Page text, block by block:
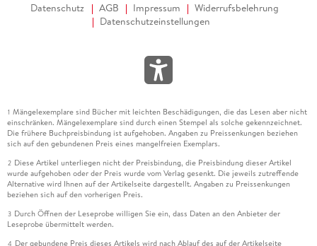
Datenschutz AGB Impressum
Widerrufsbelehrung
Datenschutzeinstellungen
1 Mängelexemplare sind Bücher mit leichten Beschädigungen, die das Lesen aber nicht
einschränken. Mängelexemplare sind durch einen Stempel als solche gekennzeichnet.
Die frühere Buchpreisbindung ist aufgehoben. Angaben zu Preissenkungen beziehen
sich auf den gebundenen Preis eines mangelfreien Exemplars.
2 Diese Artikel unterliegen nicht der Preisbindung, die Preisbindung dieser Artikel
wurde aufgehoben oder der Preis wurde vom Verlag gesenkt. Die jeweils zutreffende
Alternative wird Ihnen auf der Artikelseite dargestellt. Angaben zu Preissenkungen
beziehen sich auf den vorherigen Preis.
3 Durch Öffnen der Leseprobe willigen Sie ein, dass Daten an den Anbieter der
Leseprobe übermittelt werden.
4 Der gebundene Preis dieses Artikels wird nach Ablauf des auf der Artikelseite